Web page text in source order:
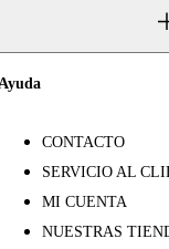
Ayuda
CONTACTO
SERVICIO AL
MI CUENTA
NUESTRAS